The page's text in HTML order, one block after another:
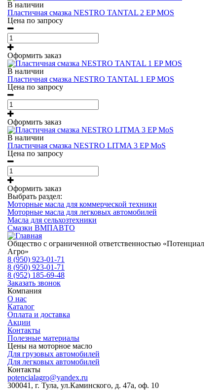
В наличии
Пластичная смазка NESTRO TANTAL 2 EP MOS
Цена по запросу
Оформить заказ
В наличии
Пластичная смазка NESTRO TANTAL 1 EP MOS
Цена по запросу
Оформить заказ
В наличии
Пластичная смазка NESTRO LITMA 3 EP MoS
Цена по запросу
Оформить заказ
Выбрать раздел:
Моторные масла для коммерческой техники
Моторные масла для легковых автомобилей
Масла для сельхозтехники
Смазки ВМПАВТО
Общество с ограниченной ответственностью «Потенциал
Агро»
8 (950) 923-01-71
8 (950) 923-01-71
8 (952) 185-69-48
Заказать звонок
Компания
О нас
Каталог
Оплата и доставка
Акции
Контакты
Полезные материалы
Цены на моторное масло
Для грузовых автомобилей
Для легковых автомобилей
Контакты
potencialagro@yandex.ru
300041, г. Тула, ул.Каминского, д. 47а, оф. 10